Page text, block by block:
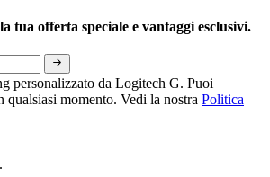
tua offerta speciale e vantaggi esclusivi.
personalizzato da Logitech G. Puoi
qualsiasi momento. Vedi la nostra Politica